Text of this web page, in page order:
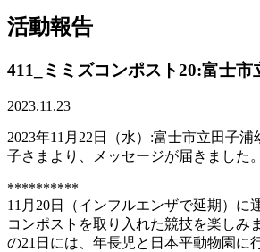
活動報告
411_ミミズコンポスト20:富士市
2023.11.23
2023年11月22日（水）:富士市立田子
子さまより、メッセージが届きました
**********
11月20日（インフルエンザで延期）に
コンポストを取り入れた競技を楽しみ
の21日には、年長児と日本平動物園に